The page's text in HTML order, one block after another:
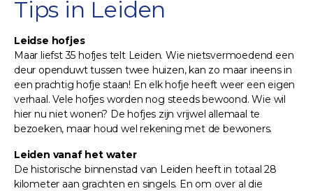
Tips in Leiden
Leidse hofjes
Maar liefst 35 hofjes telt Leiden. Wie nietsvermoedend een
deur openduwt tussen twee huizen, kan zo maar ineens in
een prachtig hofje staan! En elk hofje heeft weer een eigen
verhaal. Vele hofjes worden nog steeds bewoond. Wie wil
hier nu niet wonen? De hofjes zijn vrijwel allemaal te
bezoeken, maar houd wel rekening met de bewoners.
Leiden vanaf het water
De historische binnenstad van Leiden heeft in totaal 28
kilometer aan grachten en singels. En om over al die